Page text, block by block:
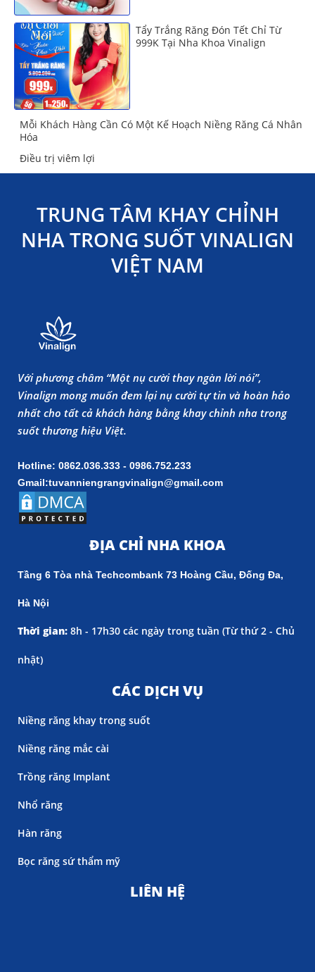
Tẩy Trắng Răng Đón Tết Chỉ Từ
999K Tại Nha Khoa Vinalign
Mỗi Khách Hàng Cần Có Một Kế Hoạch Niềng Răng Cá Nhân
Hóa
Điều trị viêm lợi
TRUNG TÂM KHAY CHỈNH
NHA TRONG SUỐT VINALIGN
VIỆT NAM
Với phương châm “Một nụ cười thay ngàn lời nói”,
Vinalign mong muốn đem lại nụ cười tự tin và hoàn hảo
nhất cho tất cả khách hàng bằng khay chỉnh nha trong
suốt thương hiệu Việt.
Hotline: 0862.036.333 - 0986.752.233
Gmail:tuvanniengrangvinalign@gmail.com
ĐỊA CHỈ NHA KHOA
Tầng 6 Tòa nhà Techcombank 73 Hoàng Cầu, Đống Đa,
Hà Nội
Thời gian: 8h - 17h30 các ngày trong tuần (Từ thứ 2 - Chủ
nhật)
CÁC DỊCH VỤ
Niềng răng khay trong suốt
Niềng răng mắc cài
Trồng răng Implant
Nhổ răng
Hàn răng
Bọc răng sứ thẩm mỹ
LIÊN HỆ